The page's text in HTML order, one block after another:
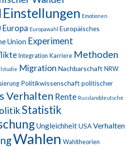
Einstellungen Emotionen
Europa Europawahl Europäisches
Union Experiment
Integration Karriere Methoden
Migration Nachbarschaft NRW
Politikwissenschaft politischer
Verhalten Rente Russlanddeutsche
Statistik
UngleichheitUSAVerhalten
Wahlen Wahltheorien